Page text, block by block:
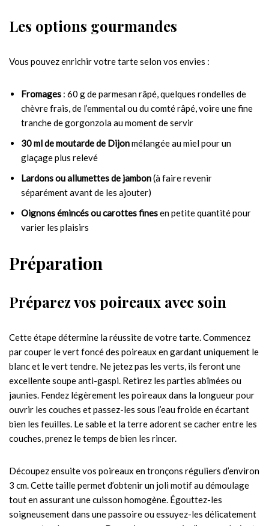
Les options gourmandes
Vous pouvez enrichir votre tarte selon vos envies :
Fromages : 60 g de parmesan râpé, quelques rondelles de
chèvre frais, de l’emmental ou du comté râpé, voire une fine
tranche de gorgonzola au moment de servir
30 ml de moutarde de Dijonmélangée au miel pour un
glaçage plus relevé
Lardons ou allumettes de jambon(à faire revenir
séparément avant de les ajouter)
Oignons émincés ou carottes finesen petite quantité pour
varier les plaisirs
Préparation
Préparez vos poireaux avec soin
Cette étape détermine la réussite de votre tarte. Commencez
par couper le vert foncé des poireaux en gardant uniquement le
blanc et le vert tendre. Ne jetez pas les verts, ils feront une
excellente soupe anti-gaspi. Retirez les parties abîmées ou
jaunies. Fendez légèrement les poireaux dans la longueur pour
ouvrir les couches et passez-les sous l’eau froide en écartant
bien les feuilles. Le sable et la terre adorent se cacher entre les
couches, prenez le temps de bien les rincer.
Découpez ensuite vos poireaux en tronçons réguliers d’environ
3 cm. Cette taille permet d’obtenir un joli motif au démoulage
tout en assurant une cuisson homogène. Égouttez-les
soigneusement dans une passoire ou essuyez-les délicatement